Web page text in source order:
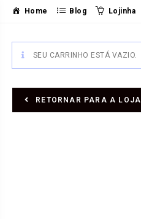
Home Blog Lojinha
SEU CARRINHO ESTÁ VAZIO.
RETORNAR PARA A LOJA